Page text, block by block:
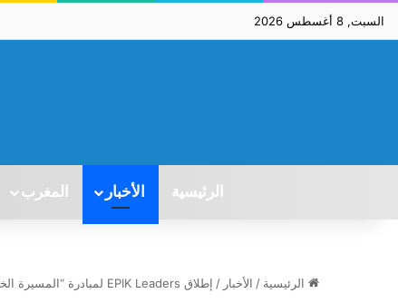
السبت, 8 أغسطس 2026
الرئيسية الأخبار المغرب
الرئيسية / الأخبار / إطلاق EPIK Leaders لمبادرة “المسيرة الخضراء 2.0” لتعزيز قيم المواطنة والابتكار